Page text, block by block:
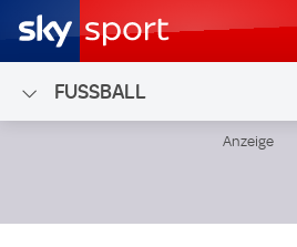
FUSSBALL